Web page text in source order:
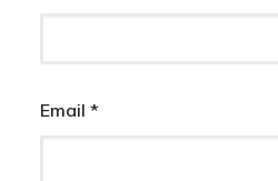
Email *